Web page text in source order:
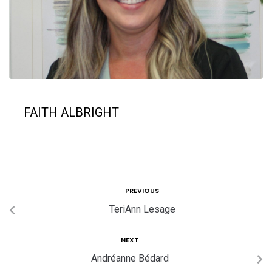
FAITH ALBRIGHT
PREVIOUS
TeriAnn Lesage
NEXT
Andréanne Bédard